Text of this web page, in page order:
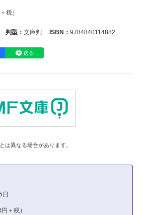
税）
判型： 文庫判 ISBN： 9784840114882
送る
は異なる場合があります。
＋税）